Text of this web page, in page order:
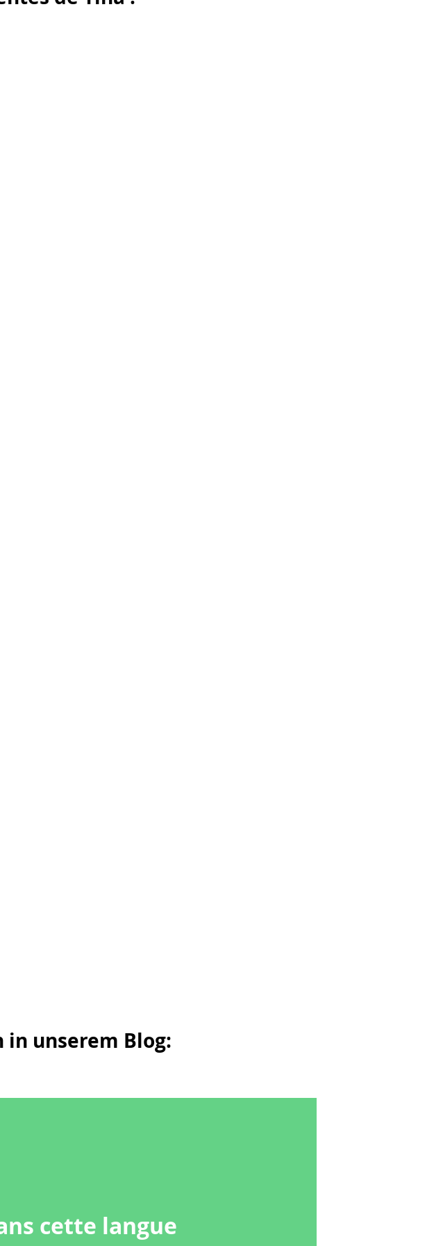
unserem Blog:
cette langue